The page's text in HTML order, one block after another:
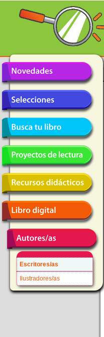
Escritores/as
Ilustradores/as